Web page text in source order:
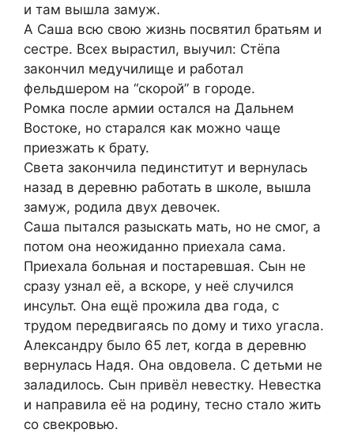
и там вышла замуж.
А Саша всю свою жизнь посвятил братьям и
сестре. Всех вырастил, выучил: Стёпа
закончил медучилище и работал
фельдшером на “скорой” в городе.
Ромка после армии остался на Дальнем
Востоке, но старался как можно чаще
приезжать к брату.
Света закончила пединститут и вернулась
назад в деревню работать в школе, вышла
замуж, родила двух девочек.
Саша пытался разыскать мать, но не смог, а
потом она неожиданно приехала сама.
Приехала больная и постаревшая. Сын не
сразу узнал её, а вскоре, у неё случился
инсульт. Она ещё прожила два года, с
трудом передвигаясь по дому и тихо угасла.
Александру было 65 лет, когда в деревню
вернулась Надя. Она овдовела. С детьми не
заладилось. Сын привёл невестку. Невестка
и направила её на родину, тесно стало жить
со свекровью.